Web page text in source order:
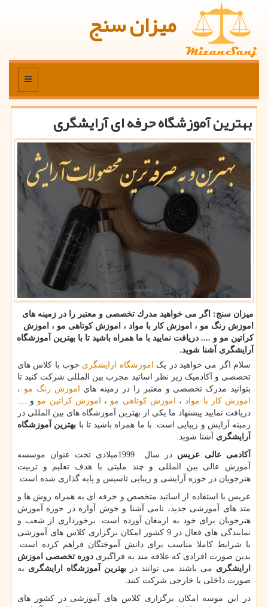
میزان سنج
منو
بهترین آموزشگاه حرفه ای آرایشگری
میزان سنج: اگر می خواهید مدرك تخصصی و معتبر را در زمینه های
اموزش رنگ مو ، اموزش كار با مواد ، اموزش كوتاهی مو ، اموزش
كراتین مو و .... دریافت نمایید با ما همراه باشید تا با بهترین آموزشگاه
آرایشگری آشنا شوید.
سلام اگر می خواهید در یک
اموزشگاه ارایشگری خوب با کلاس های
تخصصی و آکادمیک زیر نظر اساتید مجرب بین المللی شرکت کنید تا
بتوانید مدرک تخصصی و معتبر را در زمینه های
اموزش رنگ مو ،
اموزش کار با مواد، اموزش کوتاهی مو ، اموزش کراتین مو و ....
دریافت نمایید پیشنهاد ما یکی از بهترین آموزشگاه های بین المللی در
زمینه آرایش و زیبایی است. با ما همراه باشید تا با بهترین آموزشگاه
آرایشگری
آشنا شوید.
آکادمی عالی عریس در سال 1999میلادی تحت عنوان موسسه
آموزش عالی بین المللی و چند ملیتی با هدف تعلیم و تربیت
هنرجویان در حوزه آرایشی و زیبایی تاسیس و پایه گذاری شده است.
عریس با استفاده از اساتید متخصص و حرفه ای به همراه روش ها و
متد های آموزشی جدید، نامی آشنا و خوش آوازه در حوزه آموزش
هنرجویان برای خود به ارمغان آورده است. برخورداری از شعب و
نمایندگی های فعال در 9 کشور امکان برگزاری کلاس های آموزشی
با شرایط کاملا مناسب برای دانش آموختگان فراهم کرده است.
بدین صورت افرادی که علاقه مند به فراگیری دوره تخصصی اموزش
ارایشگری می باشند می توانند در بهترین آموزشگاه ارایشگری به
صورت داخلی یا خارجی شرکت کنند.
در این موسه امکان برگزاری کلاس های آموزشی در کشور های